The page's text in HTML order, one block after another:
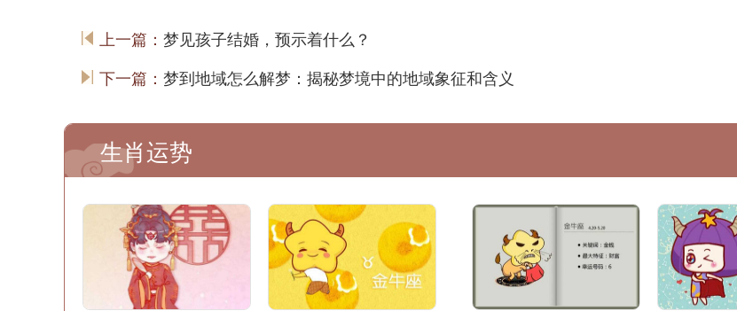
上一篇： 梦见孩子结婚，预示着什么？
下一篇： 梦到地域怎么解梦：揭秘梦境中的地域象征和含义
生肖运势